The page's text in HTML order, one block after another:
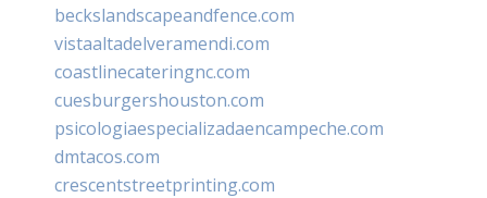
beckslandscapeandfence.com
vistaaltadelveramendi.com
coastlinecateringnc.com
cuesburgershouston.com
psicologiaespecializadaencampeche.com
dmtacos.com
crescentstreetprinting.com